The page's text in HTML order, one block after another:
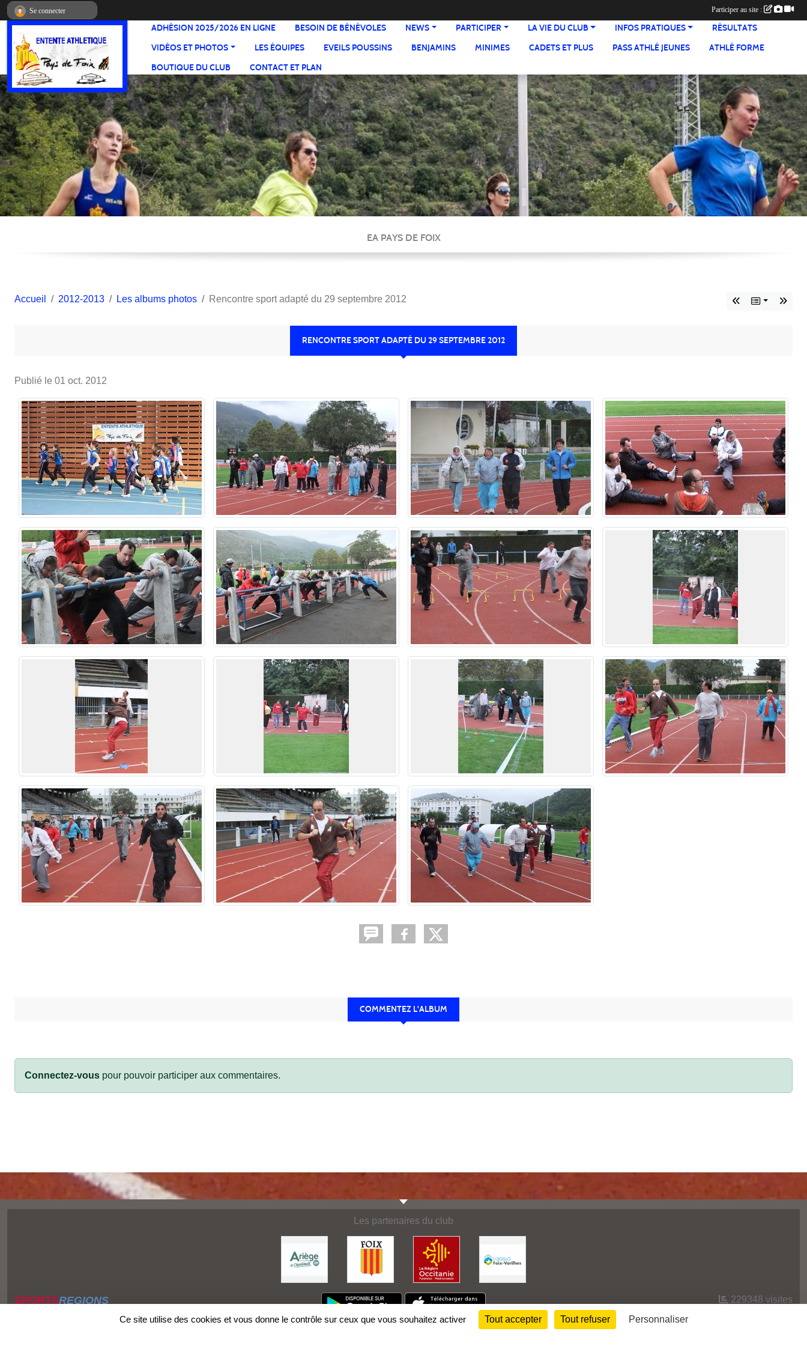
ADHÉSION 2025/2026 EN LIGNE BESOIN DE BÉNÉVOLES NEWS PARTICIPER LA VIE DU CLUB INFOS PRATIQUES
RÉSULTATS
VIDÉOS ET PHOTOS
LES ÉQUIPES EVEILS POUSSINS BENJAMINS MINIMES CADETS ET PLUS PASS ATHLÉ JEUNES
ATHLÉ FORME
BOUTIQUE DU CLUB
CONTACT ET PLAN
EA PAYS DE FOIX
Accueil 2012-2013 Les albums photos Rencontre sport adapté du 29 septembre 2012
RENCONTRE SPORT ADAPTÉ DU 29 SEPTEMBRE 2012
Publié le 01 oct. 2012
COMMENTEZ L'ALBUM
Connectez-vous pour pouvoir participer aux commentaires.
Les partenaires du club
SPORTSREGIONS 229348 visites
Se connecter Participer au site :
Panneau de gestion des cookies
Ce site utilise des cookies et vous donne le contrôle sur ceux que vous souhaitez activer Tout accepter Tout refuser Personnaliser